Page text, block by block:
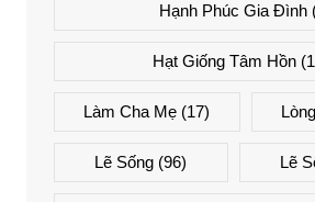
Hạnh Phúc Gia Đình
Hạt Giống Tâm Hồn
Làm Cha Mẹ (17)
Lẽ Sống (96) Lẽ